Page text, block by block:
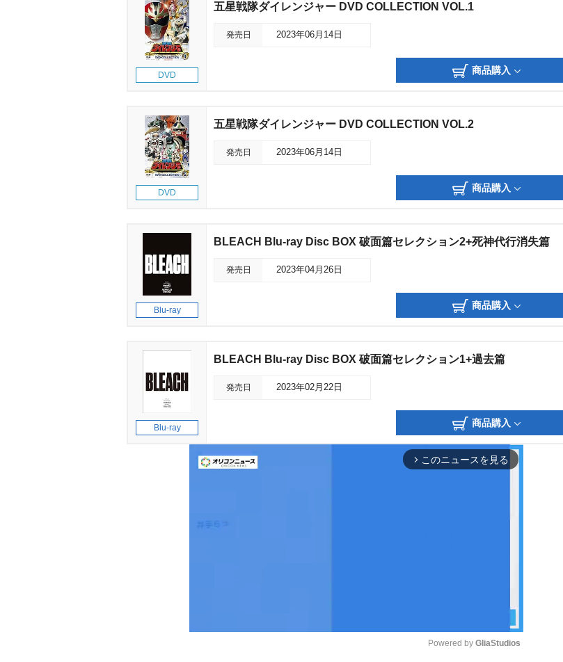
DVD
五星戦隊ダイレンジャー DVD COLLECTION VOL.1
発売日 2023年06月14日
商品購入
DVD
五星戦隊ダイレンジャー DVD COLLECTION VOL.2
発売日 2023年06月14日
商品購入
Blu-ray
BLEACH Blu-ray Disc BOX 破面篇セレクション2+死神代行消失篇
発売日 2023年04月26日
商品購入
Blu-ray
BLEACH Blu-ray Disc BOX 破面篇セレクション1+過去篇
発売日 2023年02月22日
商品購入
arrow_forward_ios このニュースを見る
Powered by GliaStudios